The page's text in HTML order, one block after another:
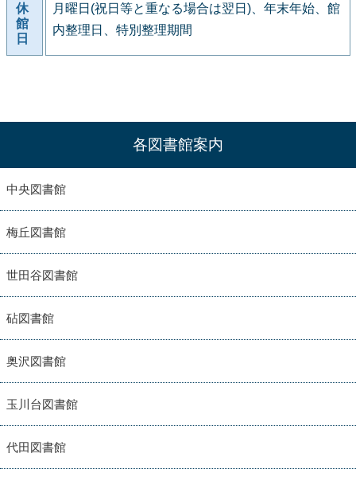
休
館
日
月曜日(祝日等と重なる場合は翌日)、年末年始、館
内整理日、特別整理期間
各図書館案内
中央図書館
梅丘図書館
世田谷図書館
砧図書館
奥沢図書館
玉川台図書館
代田図書館